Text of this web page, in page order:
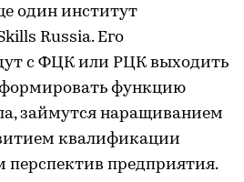
один институт
Russia. Его
с ФЦК или РЦК выходить
функцию
займутся наращиванием
квалификации
перспектив предприятия.